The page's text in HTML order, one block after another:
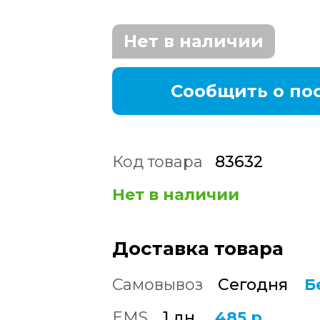
Нет в наличии
Сообщить о
Код товара
83632
Нет в наличии
Доставка товара
Самовывоз Сегодня